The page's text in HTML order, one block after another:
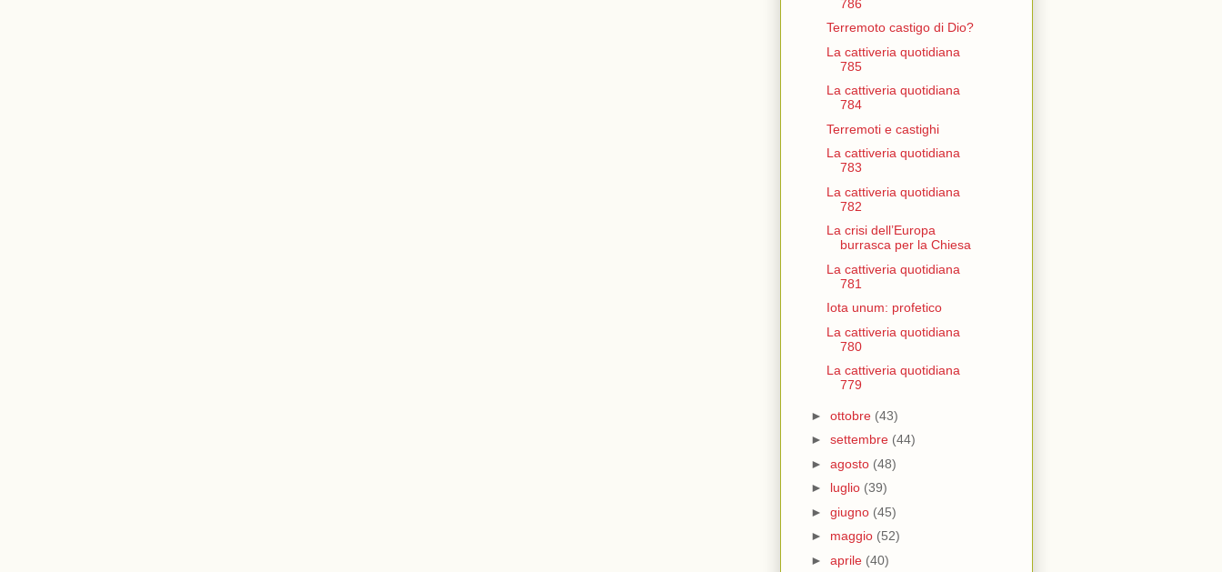
786
Terremoto castigo di Dio?
La cattiveria quotidiana
785
La cattiveria quotidiana
784
Terremoti e castighi
La cattiveria quotidiana
783
La cattiveria quotidiana
782
La crisi dell’Europa
burrasca per la Chiesa
La cattiveria quotidiana
781
Iota unum: profetico
La cattiveria quotidiana
780
La cattiveria quotidiana
779
► ottobre (43)
► settembre (44)
► agosto (48)
► luglio (39)
► giugno (45)
► maggio (52)
► aprile (40)